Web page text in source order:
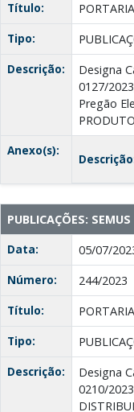
Título:
PORTARIA
Tipo:
Descrição:
Designa
0127/
Pregão
Anexo(s):
PUBLICAÇÕES:
Data:
05/07/
Número:
244/2023
Título:
PORTARIA
Tipo:
Descrição:
Designa
0210/